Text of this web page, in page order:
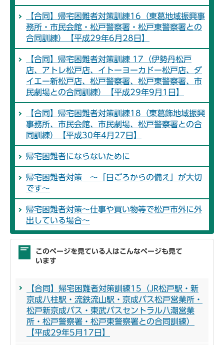
【合同】帰宅困難者対策訓練16（東葛地域振興事
務所・市民会館・松戸警察署・松戸東警察署との
合同訓練）【平成29年6月28日】
【合同】帰宅困難者対策訓練 17（伊勢丹松戸
店、アトレ松戸店、イトーヨーカドー松戸店、ダ
イエー新松戸店、松戸警察署、松戸東警察署、市
民劇場との合同訓練）【平成29年9月1日】
【合同】帰宅困難者対策訓練18（東葛飾地域振興
事務所、市民会館、市民劇場、松戸警察署との合
同訓練）【平成30年4月27日】
帰宅困難者にならないために
帰宅困難者対策 ～「日ごろからの備え」が大切
です～
帰宅困難者対策～仕事や買い物等で松戸市外に外
出している場合～
このページを見ている人はこんなページも見て
います
【合同】帰宅困難者対策訓練15（JR松戸駅・新
京成八柱駅・流鉄流山駅・京成バス松戸営業所・
松戸新京成バス・東武バスセントラル八潮営業
所・松戸警察署・松戸東警察署との合同訓練）
【平成29年5月17日】